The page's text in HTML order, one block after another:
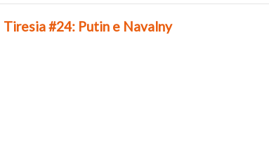
Tiresia #24: Putin e Navalny